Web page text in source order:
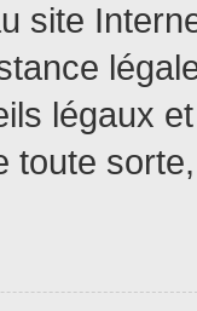
site
légaux
toute